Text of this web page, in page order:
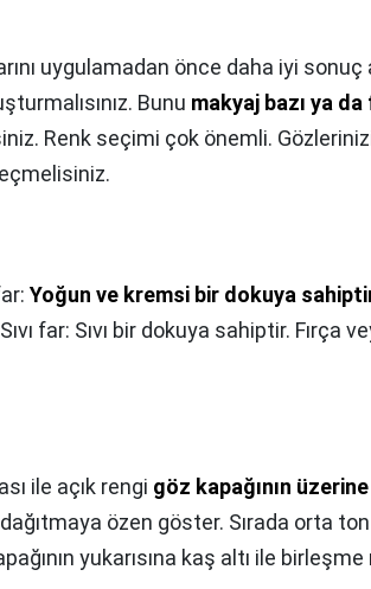
uygulamadan önce daha iyi
Bunu makyaj bazı ya
Renk seçimi çok önemli.
Yoğun ve kremsi bir dokuya
far: Sıvı bir dokuya sahiptir. Fırça
ile açık rengi göz kapağının üzerine
özen göster. Sırada orta
yukarısına kaş altı ile